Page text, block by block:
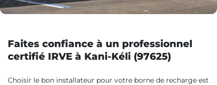
Faites confiance à un professionnel
certifié IRVE à Kani-Kéli (97625)
Choisir le bon installateur pour votre borne de recharge est